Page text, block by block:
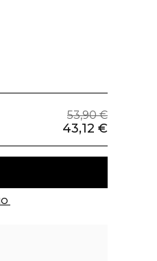
53,90 €
43,12 €